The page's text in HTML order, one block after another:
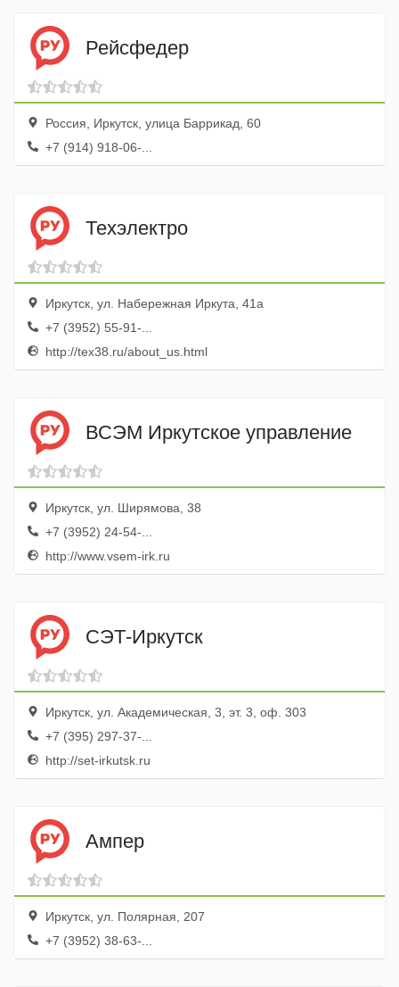
Рейсфедер
Россия, Иркутск, улица Баррикад, 60
+7 (914) 918-06-...
Техэлектро
Иркутск, ул. Набережная Иркута, 41а
+7 (3952) 55-91-...
http://tex38.ru/about_us.html
ВСЭМ Иркутское управление
Иркутск, ул. Ширямова, 38
+7 (3952) 24-54-...
http://www.vsem-irk.ru
СЭТ-Иркутск
Иркутск, ул. Академическая, 3, эт. 3, оф. 303
+7 (395) 297-37-...
http://set-irkutsk.ru
Ампер
Иркутск, ул. Полярная, 207
+7 (3952) 38-63-...